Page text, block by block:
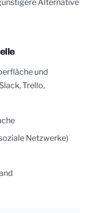
Alternative
und
Trello,
Netzwerke)